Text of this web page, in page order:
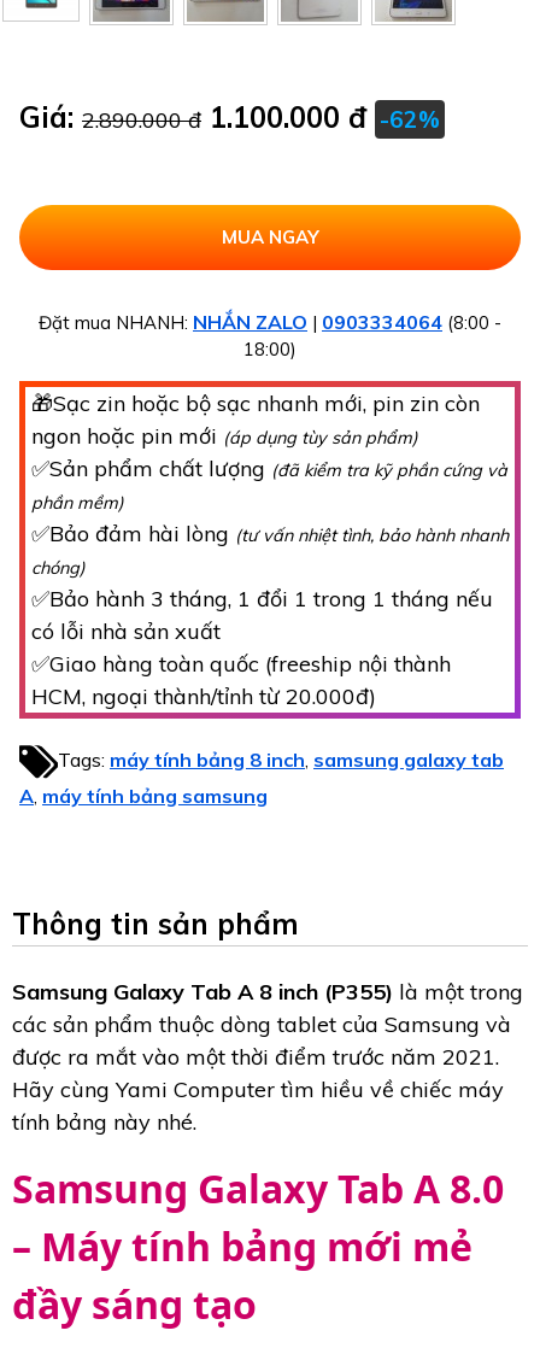
Giá: 2.890.000 đ 1.100.000 đ -62%
Đặt mua NHANH: NHẮN ZALO | 0903334064 (8:00 -
18:00)
🎁Sạc zin hoặc bộ sạc nhanh mới, pin zin còn
ngon hoặc pin mới (áp dụng tùy sản phẩm)
✅Sản phẩm chất lượng (đã kiểm tra kỹ phần cứng và
phần mềm)
✅Bảo đảm hài lòng (tư vấn nhiệt tình, bảo hành nhanh
chóng)
✅Bảo hành 3 tháng, 1 đổi 1 trong 1 tháng nếu
có lỗi nhà sản xuất
✅Giao hàng toàn quốc (freeship nội thành
HCM, ngoại thành/tỉnh từ 20.000đ)
Tags: máy tính bảng 8 inch samsung galaxy tab
A, máy tính bảng samsung
Thông tin sản phẩm
Samsung Galaxy Tab A 8 inch (P355) là một trong
các sản phẩm thuộc dòng tablet của Samsung và
được ra mắt vào một thời điểm trước năm 2021.
Hãy cùng Yami Computer tìm hiều về chiếc máy
tính bảng này nhé.
Samsung Galaxy Tab A 8.0
– Máy tính bảng mới mẻ
đầy sáng tạo